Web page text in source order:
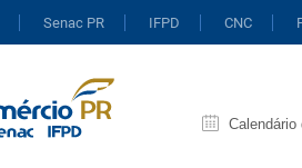
Senac PR IFPD CNC
Calendário